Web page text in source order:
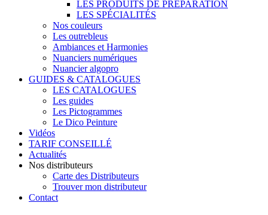
LES PRODUITS DE PRÉPARATION
LES SPÉCIALITÉS
Nos couleurs
Les outrebleus
Ambiances et Harmonies
Nuanciers numériques
Nuancier algopro
GUIDES & CATALOGUES
LES CATALOGUES
Les guides
Les Pictogrammes
Le Dico Peinture
Vidéos
TARIF CONSEILLÉ
Actualités
Nos distributeurs
Carte des Distributeurs
Trouver mon distributeur
Contact